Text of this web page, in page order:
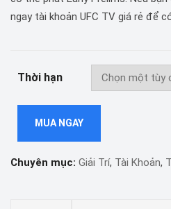
ngay tài khoản UFC TV giá rẻ để
Thời hạn
MUA NGAY
Chuyên mục: Giải Trí, Tài Khoản,